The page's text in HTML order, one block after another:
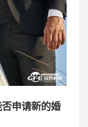
申请新的婚